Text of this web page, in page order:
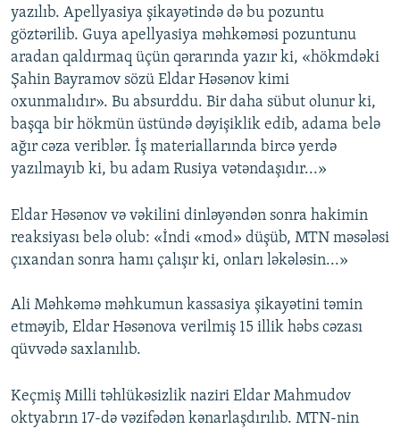
yazılıb. Apellyasiya şikayətində də bu pozuntu
göztərilib. Guya apellyasiya məhkəməsi pozuntunu
aradan qaldırmaq üçün qərarında yazır ki, «hökmdəki
Şahin Bayramov sözü Eldar Həsənov kimi
oxunmalıdır». Bu absurddu. Bir daha sübut olunur ki,
başqa bir hökmün üstündə dəyişiklik edib, adama belə
ağır cəza veriblər. İş materiallarında bircə yerdə
yazılmayıb ki, bu adam Rusiya vətəndaşıdır...»
Eldar Həsənov və vəkilini dinləyəndən sonra hakimin
reaksiyası belə olub: «İndi «mod» düşüb, MTN məsələsi
çıxandan sonra hamı çalışır ki, onları ləkələsin...»
Ali Məhkəmə məhkumun kassasiya şikayətini təmin
etməyib, Eldar Həsənova verilmiş 15 illik həbs cəzası
qüvvədə saxlanılıb.
Keçmiş Milli təhlükəsizlik naziri Eldar Mahmudov
oktyabrın 17-də vəzifədən kənarlaşdırılıb. MTN-nin